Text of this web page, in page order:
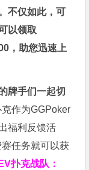
不仅如此，可
以领取
，助您迅速上
牌手们一起切
克作为GGPoker
福利反馈活
任务就可以获
扑克战队：